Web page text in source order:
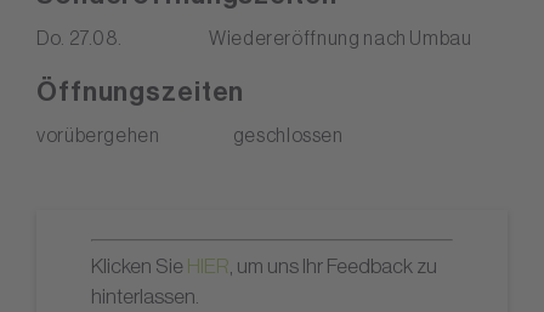
Öffnungszeiten
vorübergehen geschlossen
Do. 27.08. Wiedereröffnung nach Umbau
Klicken Sie HIER, um uns Ihr Feedback zu
hinterlassen.